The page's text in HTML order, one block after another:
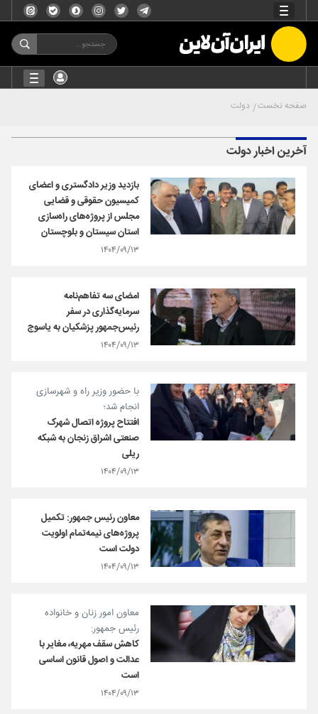
صفحه نخست دولت
آخرین اخبار دولت
بازدید وزیر دادگستری و اعضای
کمیسیون حقوقی و قضایی
مجلس از پروژه‌های راه‌سازی
استان سیستان و بلوچستان
۱۴۰۴/۰۹/۱۳
امضای سه تفاهم‌نامه
سرمایه‌گذاری در سفر
رئیس‌جمهور پزشکیان به یاسوج
۱۴۰۴/۰۹/۱۳
با حضور وزیر راه و شهرسازی
انجام شد؛
افتتاح پروژه اتصال شهرک
صنعتی اشراق زنجان به شبکه
ریلی
۱۴۰۴/۰۹/۱۳
معاون رئیس جمهور: تکمیل
پروژه‌های نیمه‌تمام اولویت
دولت است
۱۴۰۴/۰۹/۱۳
معاون امور زنان و خانواده
رئیس جمهور:
کاهش سقف مهریه، مغایر با
عدالت و اصول قانون اساسی
است
۱۴۰۴/۰۹/۱۳